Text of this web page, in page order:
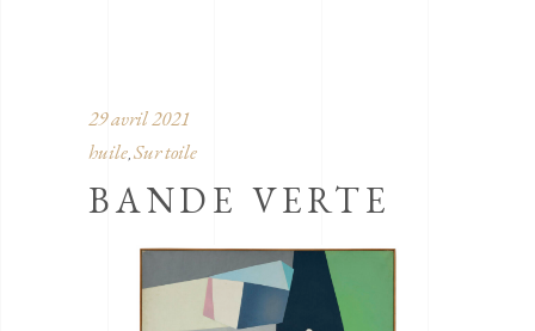
29 avril 2021
huile, Sur toile
BANDE VERTE